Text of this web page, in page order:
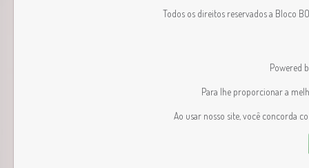
Todos os direitos reservados a Bloco
Powered
Para lhe proporcionar a
Ao usar nosso site, você concorda